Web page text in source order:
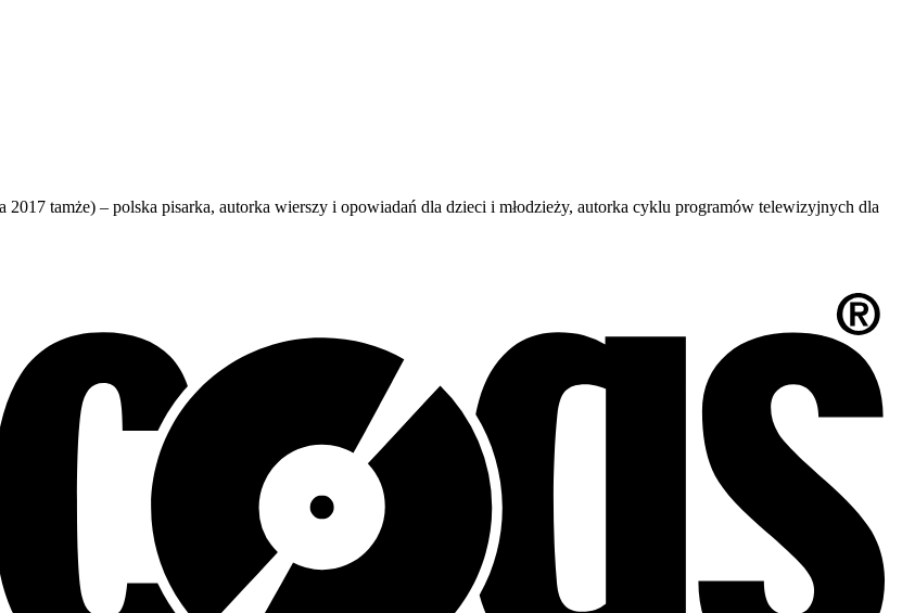
tamże) – polska pisarka, autorka wierszy i opowiadań dla dzieci i młodzieży, autorka cyklu programów telewizyjnych dla